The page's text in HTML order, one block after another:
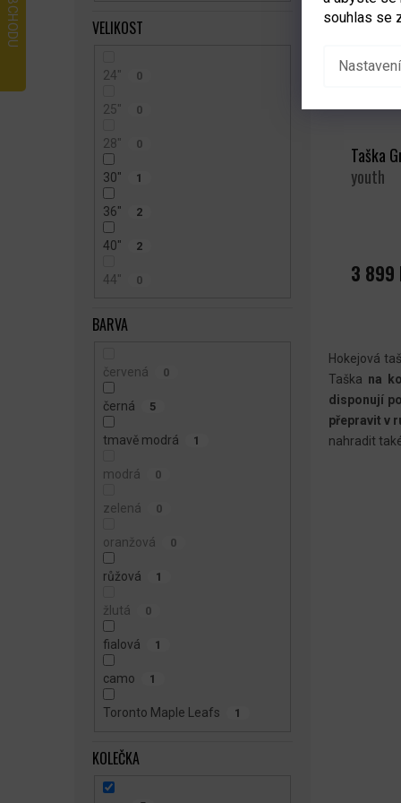
souhlas se
Nastavení
VELIKOST
24" 0
25" 0
28" 0
30" 1
36" 2
40" 2
44" 0
BARVA
červená 0
černá 5
tmavě modrá 1
modrá 0
zelená 0
oranžová 0
růžová 1
žlutá 0
fialová 1
camo 1
Toronto Maple Leafs 1
KOLEČKA
Taška
youth
3 899
Hokejová
Taška na
disponují
přepravit v
nahradit